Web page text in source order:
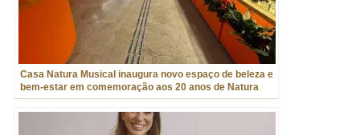
Casa Natura Musical inaugura novo espaço de beleza e
bem-estar em comemoração aos 20 anos de Natura
Musical